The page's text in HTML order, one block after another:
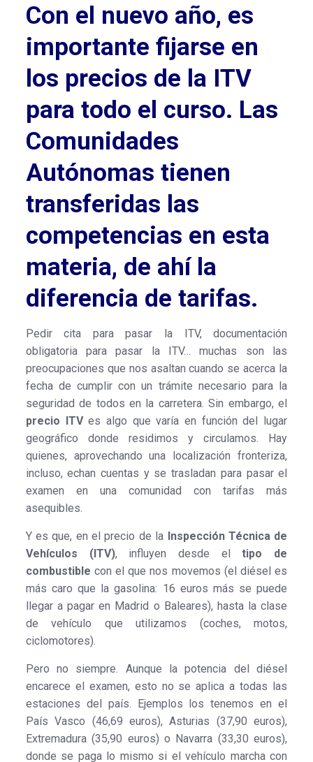
Con el nuevo año, es
importante fijarse en
los precios de la ITV
para todo el curso. Las
Comunidades
Autónomas tienen
transferidas las
competencias en esta
materia, de ahí la
diferencia de tarifas.
Pedir cita para pasar la ITV, documentación
obligatoria para pasar la ITV… muchas son las
preocupaciones que nos asaltan cuando se acerca la
fecha de cumplir con un trámite necesario para la
seguridad de todos en la carretera. Sin embargo, el
precio ITVes algo que varía en función del lugar
geográfico donde residimos y circulamos. Hay
quienes, aprovechando una localización fronteriza,
incluso, echan cuentas y se trasladan para pasar el
examen en una comunidad con tarifas más
asequibles.
Y es que, en el precio de la Inspección Técnica de
Vehículos (ITV), influyen desde eltipo de
combustible con el que nos movemos (el diésel es
más caro que la gasolina: 16 euros más se puede
llegar a pagar en Madrid o Baleares), hasta la clase
de vehículo que utilizamos (coches, motos,
ciclomotores).
Pero no siempre. Aunque la potencia del diésel
encarece el examen, esto no se aplica a todas las
estaciones del país. Ejemplos los tenemos en el
País Vasco (46,69 euros), Asturias (37,90 euros),
Extremadura (35,90 euros) o Navarra (33,30 euros),
donde se paga lo mismo si el vehículo marcha con